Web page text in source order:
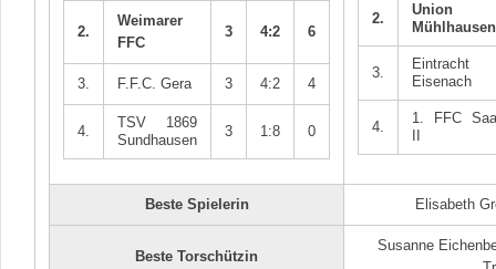
2.
Weimarer
FFC
3 4:2 6
3. F.F.C. Gera 3 4:2 4
4.
TSV 1869
Sundhausen
3 1:8 0
2.
Union
Mühlhausen
3.
Eintracht
Eisenach
4.
1. FFC
Beste Spielerin Elisabeth
Beste Torschützin
Susanne